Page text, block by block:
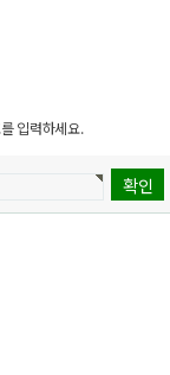
입력하세요.